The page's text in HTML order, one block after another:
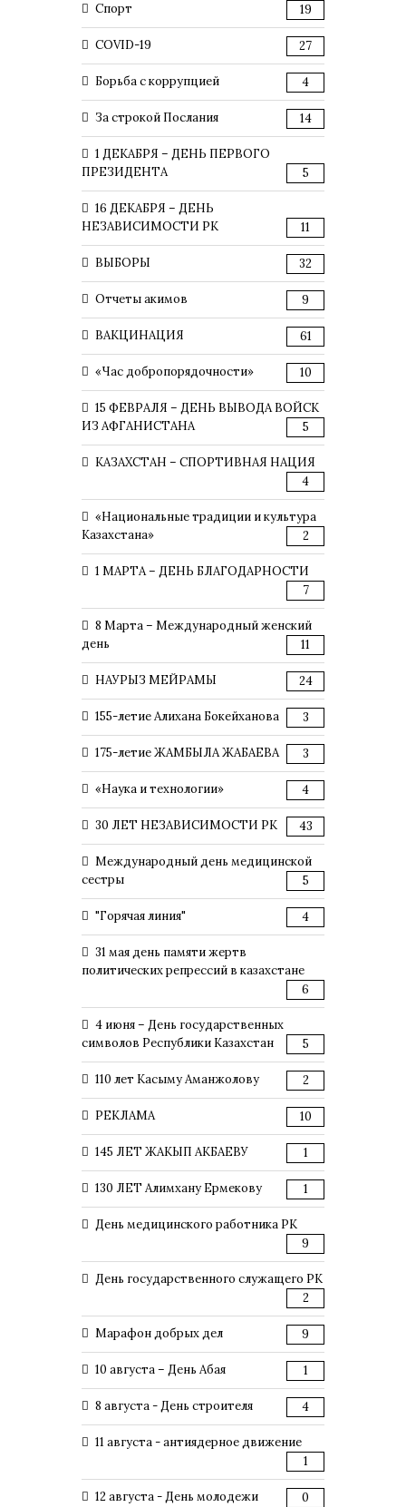
Спорт 19
COVID-19 27
Борьба с коррупцией 4
За строкой Послания 14
1 ДЕКАБРЯ – ДЕНЬ ПЕРВОГО
ПРЕЗИДЕНТА
5
16 ДЕКАБРЯ – ДЕНЬ
НЕЗАВИСИМОСТИ РК
11
ВЫБОРЫ 32
Отчеты акимов 9
ВАКЦИНАЦИЯ 61
«Час добропорядочности» 10
15 ФЕВРАЛЯ – ДЕНЬ ВЫВОДА ВОЙСК
ИЗ АФГАНИСТАНА
5
КАЗАХСТАН – СПОРТИВНАЯ НАЦИЯ
4
«Национальные традиции и культура
Казахстана»
2
1 МАРТА – ДЕНЬ БЛАГОДАРНОСТИ
7
8 Марта – Международный женский
день
11
НАУРЫЗ МЕЙРАМЫ 24
155-летие Алихана Бокейханова 3
175-летие ЖАМБЫЛА ЖАБАЕВА 3
«Наука и технологии» 4
30 ЛЕТ НЕЗАВИСИМОСТИ РК 43
Международный день медицинской
сестры
5
"Горячая линия" 4
31 мая день памяти жертв
политических репрессий в казахстане
6
4 июня – День государственных
символов Республики Казахстан
5
110 лет Касыму Аманжолову 2
РЕКЛАМА 10
145 ЛЕТ ЖАКЫП АКБАЕВУ 1
130 ЛЕТ Алимхану Ермекову 1
День медицинского работника РК
9
День государственного служащего РК
2
Марафон добрых дел 9
10 августа – День Абая 1
8 августа - День строителя 4
11 августа - антиядерное движение
1
12 августа - День молодежи 0